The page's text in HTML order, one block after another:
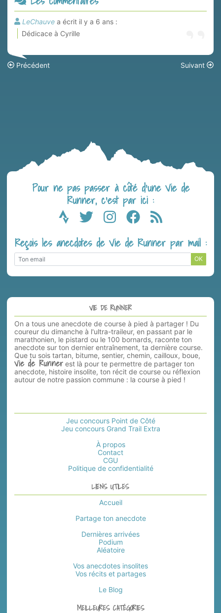
LeChauve a écrit il y a 6 ans :
Dédicace à Cyrille
Précédent Suivant
Pour ne pas passer à côté d’une Vie de
Runner, c’est par ici :
Reçois les anecdotes de Vie de Runner par mail :
OK
VIE DE RUNNER
On a tous une anecdote de course à pied à partager ! Du
coureur du dimanche à l'ultra-traileur, en passant par le
marathonien, le pistard ou le 100 bornards, raconte ton
anecdote sur ton dernier entraînement, ta dernière course.
Que tu sois tartan, bitume, sentier, chemin, cailloux, boue,
Vie de Runner est là pour te permettre de partager ton
anecdote, histoire insolite, ton récit de course ou réflexion
autour de notre passion commune : la course à pied !
Jeu concours Point de Côté
Jeu concours Grand Trail Extra
À propos
Contact
CGU
Politique de confidentialité
LIENS UTILES
Accueil
Partage ton anecdote
Dernières arrivées
Podium
Aléatoire
Vos anecdotes insolites
Vos récits et partages
Le Blog
MEILLEURES CATÉGORIES